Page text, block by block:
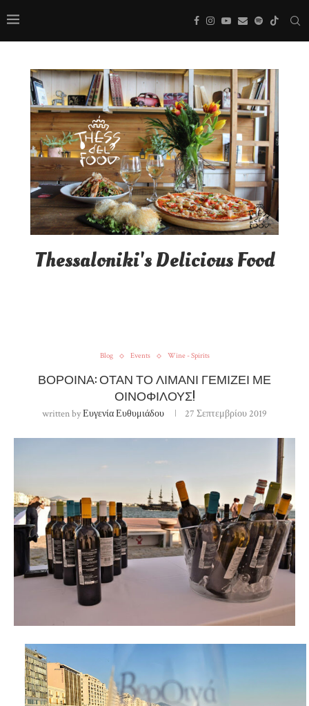
Thessaloniki's Delicious Food
Blog Events Wine - Spirits
ΒΟΡΟΙΝΑ: ΟΤΑΝ ΤΟ ΛΙΜΑΝΙ ΓΕΜΙΖΕΙ ΜΕ
ΟΙΝΟΦΙΛΟΥΣ!
written byΕυγενία Ευθυμιάδου 27 Σεπτεμβρίου 2019